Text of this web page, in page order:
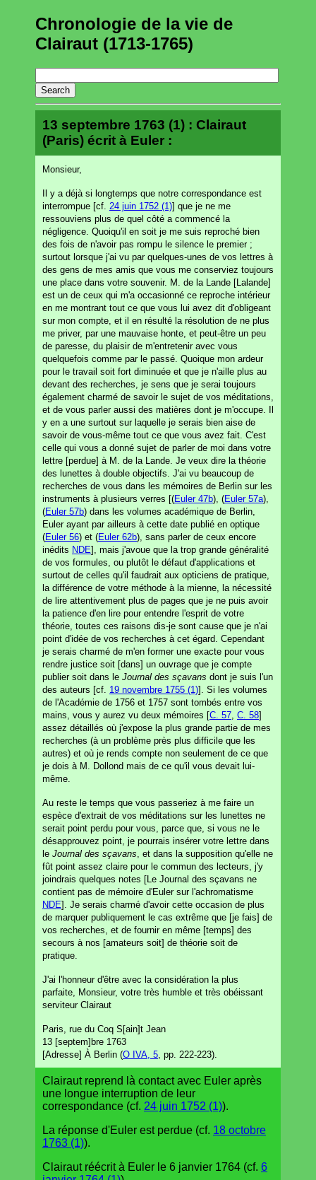
Chronologie de la vie de
Clairaut (1713-1765)
13 septembre 1763 (1) : Clairaut
(Paris) écrit à Euler :
Monsieur,
Il y a déjà si longtemps que notre correspondance est
interrompue [cf. 24 juin 1752 (1)] que je ne me
ressouviens plus de quel côté a commencé la
négligence. Quoiqu'il en soit je me suis reproché bien
des fois de n'avoir pas rompu le silence le premier ;
surtout lorsque j'ai vu par quelques-unes de vos lettres à
des gens de mes amis que vous me conserviez toujours
une place dans votre souvenir. M. de la Lande [Lalande]
est un de ceux qui m'a occasionné ce reproche intérieur
en me montrant tout ce que vous lui avez dit d'obligeant
sur mon compte, et il en résulté la résolution de ne plus
me priver, par une mauvaise honte, et peut-être un peu
de paresse, du plaisir de m'entretenir avec vous
quelquefois comme par le passé. Quoique mon ardeur
pour le travail soit fort diminuée et que je n'aille plus au
devant des recherches, je sens que je serai toujours
également charmé de savoir le sujet de vos méditations,
et de vous parler aussi des matières dont je m'occupe. Il
y en a une surtout sur laquelle je serais bien aise de
savoir de vous-même tout ce que vous avez fait. C'est
celle qui vous a donné sujet de parler de moi dans votre
lettre [perdue] à M. de la Lande. Je veux dire la théorie
des lunettes à double objectifs. J'ai vu beaucoup de
recherches de vous dans les mémoires de Berlin sur les
instruments à plusieurs verres [(Euler 47b), (Euler 57a),
(Euler 57b) dans les volumes académique de Berlin,
Euler ayant par ailleurs à cette date publié en optique
(Euler 56) et (Euler 62b), sans parler de ceux encore
inédits NDE], mais j'avoue que la trop grande généralité
de vos formules, ou plutôt le défaut d'applications et
surtout de celles qu'il faudrait aux opticiens de pratique,
la différence de votre méthode à la mienne, la nécessité
de lire attentivement plus de pages que je ne puis avoir
la patience d'en lire pour entendre l'esprit de votre
théorie, toutes ces raisons dis-je sont cause que je n'ai
point d'idée de vos recherches à cet égard. Cependant
je serais charmé de m'en former une exacte pour vous
rendre justice soit [dans] un ouvrage que je compte
publier soit dans le Journal des sçavans dont je suis l'un
des auteurs [cf. 19 novembre 1755 (1)]. Si les volumes
de l'Académie de 1756 et 1757 sont tombés entre vos
mains, vous y aurez vu deux mémoires [C. 57 C. 58]
assez détaillés où j'expose la plus grande partie de mes
recherches (à un problème près plus difficile que les
autres) et où je rends compte non seulement de ce que
je dois à M. Dollond mais de ce qu'il vous devait lui-
même.
Au reste le temps que vous passeriez à me faire un
espèce d'extrait de vos méditations sur les lunettes ne
serait point perdu pour vous, parce que, si vous ne le
désapprouvez point, je pourrais insérer votre lettre dans
le Journal des sçavans , et dans la supposition qu'elle ne
fût point assez claire pour le commun des lecteurs, j'y
joindrais quelques notes [Le Journal des sçavans ne
contient pas de mémoire d'Euler sur l'achromatisme
NDE]. Je serais charmé d'avoir cette occasion de plus
de marquer publiquement le cas extrême que [je fais] de
vos recherches, et de fournir en même [temps] des
secours à nos [amateurs soit] de théorie soit de
pratique.
J'ai l'honneur d'être avec la considération la plus
parfaite, Monsieur, votre très humble et très obéissant
serviteur Clairaut
Paris, rue du Coq S[ain]t Jean
13 [septem]bre 1763
[Adresse] À Berlin (O IVA, 5 , pp. 222-223).
Clairaut reprend là contact avec Euler après
une longue interruption de leur
correspondance (cf. 24 juin 1752 (1)).
La réponse d'Euler est perdue (cf. 18 octobre
1763 (1)).
Clairaut réécrit à Euler le 6 janvier 1764 (cf. 6